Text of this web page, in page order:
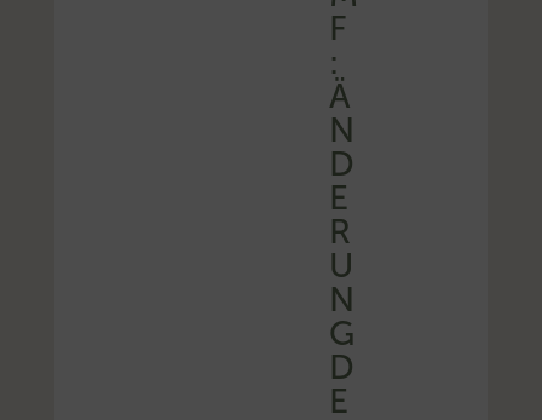
F
:
Ä
N
D
E
R
U
N
G
D
E